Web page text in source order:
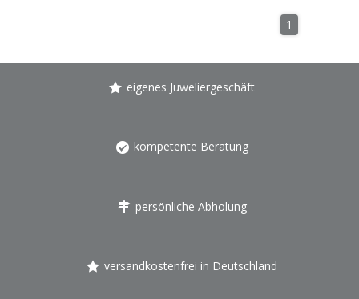
1
eigenes Juweliergeschäft
kompetente Beratung
persönliche Abholung
versandkostenfrei in Deutschland